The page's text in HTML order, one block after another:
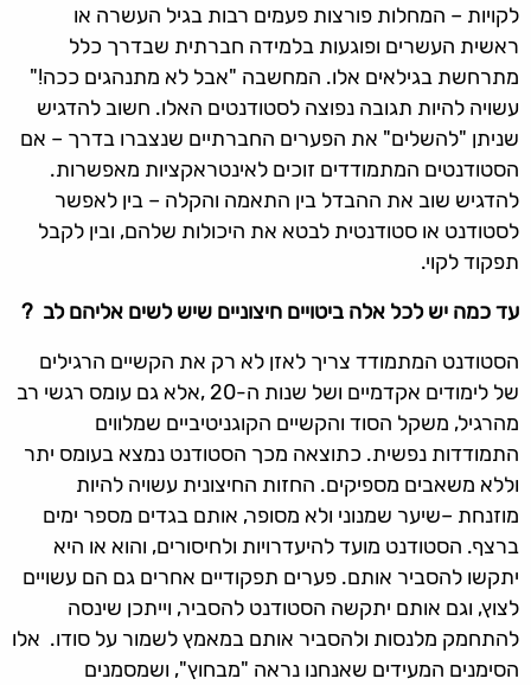
לקויות – המחלות פורצות פעמים רבות בגיל העשרה או
ראשית העשרים ופוגעות בלמידה חברתית שבדרך כלל
מתרחשת בגילאים אלו. המחשבה "אבל לא מתנהגים ככה!"
עשויה להיות תגובה נפוצה לסטודנטים האלו. חשוב להדגיש
שניתן "להשלים" את הפערים החברתיים שנצברו בדרך – אם
הסטודנטים המתמודדים זוכים לאינטראקציות מאפשרות.
להדגיש שוב את ההבדל בין התאמה והקלה – בין לאפשר
לסטודנט או סטודנטית לבטא את היכולות שלהם, ובין לקבל
תפקוד לקוי.
עד כמה יש לכל אלה ביטויים חיצוניים שיש לשים אליהם לב ?
הסטודנט המתמודד צריך לאזן לא רק את הקשיים הרגילים
של לימודים אקדמיים ושל שנות ה-20 ,אלא גם עומס רגשי רב
מהרגיל, משקל הסוד והקשיים הקוגניטיביים שמלווים
התמודדות נפשית. כתוצאה מכך הסטודנט נמצא בעומס יתר
וללא משאבים מספיקים. החזות החיצונית עשויה להיות
מוזנחת –שיער שמנוני ולא מסופר, אותם בגדים מספר ימים
ברצף. הסטודנט מועד להיעדרויות ולחיסורים, והוא או היא
יתקשו להסביר אותם. פערים תפקודיים אחרים גם הם עשויים
לצוץ, וגם אותם יתקשה הסטודנט להסביר, וייתכן שינסה
להתחמק מלנסות ולהסביר אותם במאמץ לשמור על סודו. אלו
הסימנים המעידים שאנחנו נראה "מבחוץ", ושמסמנים